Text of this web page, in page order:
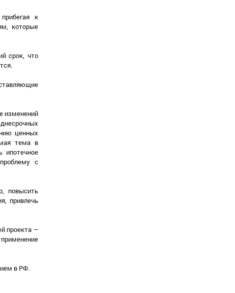
к
которые
срок, что
изменений
ценных
тема в
ипотечное
с
повысить
привлечь
проекта –
в РФ.